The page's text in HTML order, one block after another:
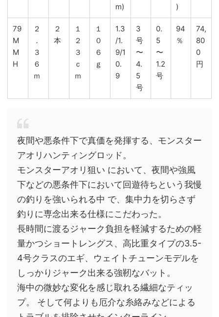
m)
)
79
M
M
H
２
．
３
６
ｍ
２
本
１
２
３
ｃ
ｍ
１
０
６
ｇ
1.3
/1.
9/1
0.
9
3
号
〜
4.
5
号
0.
5
〜
1.2
号
94
％
74,
80
0
円
夜間や悪条件下で真価を発揮する、モンスター
アオリハンティングロッド。
モンスターアオリ狙い において、夜間や強風
下などの悪条件下において回遊待ちという我慢
の釣りを強いられる中 で、集中力を切らさず
釣りに専念出来る仕様にこだわった。
長時間に渡るジャーク負担を軽減するための軽
量かつショートレングス、高比重タイプの3.5-
4号クラスのエギ、ウェイトチューンモデルを
しっかりジャーク出来る強靭なバット。
海中の微妙な変化を感じ取れる繊細なティッ
プ。 そして何よりも厄介な糸絡みなどによる